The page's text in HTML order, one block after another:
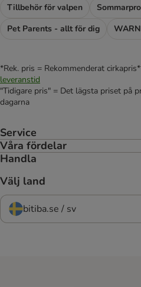
Tillbehör för valpen
Pet Parents - allt för dig
*Rek. pris = Rekommenderat
leveranstid
"Tidigare pris" = Det lägsta priset på
dagarna
Service
Våra fördelar
Handla
Välj land
bitiba.se / sv